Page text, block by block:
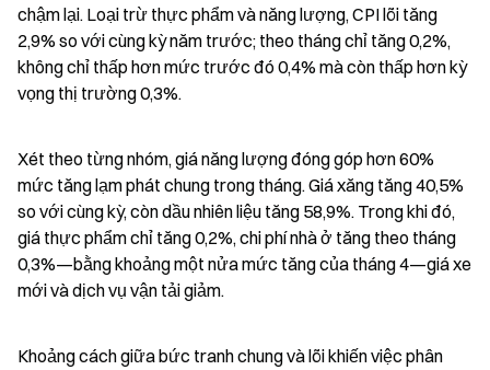
chậm lại. Loại trừ thực phẩm và năng lượng, CPI lõi tăng
2,9% so với cùng kỳ năm trước; theo tháng chỉ tăng 0,2%,
không chỉ thấp hơn mức trước đó 0,4% mà còn thấp hơn kỳ
vọng thị trường 0,3%.
Xét theo từng nhóm, giá năng lượng đóng góp hơn 60%
mức tăng lạm phát chung trong tháng. Giá xăng tăng 40,5%
so với cùng kỳ, còn dầu nhiên liệu tăng 58,9%. Trong khi đó,
giá thực phẩm chỉ tăng 0,2%, chi phí nhà ở tăng theo tháng
0,3%—bằng khoảng một nửa mức tăng của tháng 4—giá xe
mới và dịch vụ vận tải giảm.
Khoảng cách giữa bức tranh chung và lõi khiến việc phân